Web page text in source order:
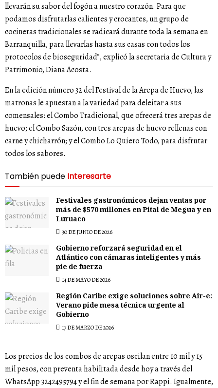
llevarán su sabor del fogón a nuestro corazón. Para que
podamos disfrutarlas calientes y crocantes, un grupo de
cocineras tradicionales se radicará durante toda la semana en
Barranquilla, para llevarlas hasta sus casas con todos los
protocolos de bioseguridad”, explicó la secretaria de Cultura y
Patrimonio, Diana Acosta.
En la edición número 32 del Festival de la Arepa de Huevo, las
matronas le apuestan a la variedad para deleitar a sus
comensales: el Combo Tradicional, que ofrecerá tres arepas de
huevo; el Combo Sazón, con tres arepas de huevo rellenas con
carne y chicharrón; y el Combo Lo Quiero Todo, para disfrutar
todos los sabores.
También puede Interesarte
Festivales gastronómicos dejan ventas por
más de $570 millones en Pital de Megua y en
Luruaco
30 DE JUNIO DE 2026
Gobierno reforzará seguridad en el
Atlántico con cámaras inteligentes y más
pie de fuerza
14 DE MAYO DE 2026
Región Caribe exige soluciones sobre Air-e:
Verano pide mesa técnica urgente al
Gobierno
17 DE MARZO DE 2026
Los precios de los combos de arepas oscilan entre 10 mil y 15
mil pesos, con preventa habilitada desde hoy a través del
WhatsApp 3242495794 y el fin de semana por Rappi. Igualmente,